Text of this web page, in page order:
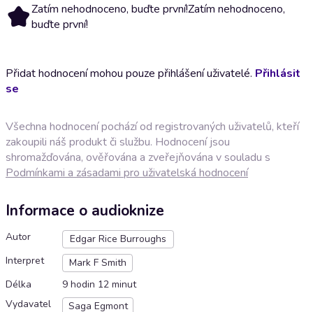
Zatím nehodnoceno, buďte první!Zatím nehodnoceno,
buďte první!
Přidat hodnocení mohou pouze přihlášení uživatelé. Přihlásit
se
Všechna hodnocení pochází od registrovaných uživatelů, kteří
zakoupili náš produkt či službu. Hodnocení jsou
shromažďována, ověřována a zveřejňována v souladu s
Podmínkami a zásadami pro uživatelská hodnocení
Informace o audioknize
Autor
Edgar Rice Burroughs
Interpret
Mark F Smith
Délka
9 hodin 12 minut
Vydavatel
Saga Egmont